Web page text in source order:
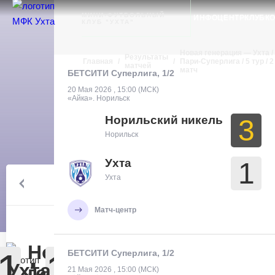
Ухта
МИНИ-ФУТБОЛЬНЫЙ
БЕТСИТИ
Суперлига,
Новая
Ухта
БЕТСИТИ Суперлига, 1/2
20 Мая 2026 , 15:00 (МСК)
«Айка». Норильск
Норильский никель
Норильск 3
Ухта
Ухта 1
Матч-центр
БЕТСИТИ Суперлига, 1/2
21 Мая 2026 , 15:00 (МСК)